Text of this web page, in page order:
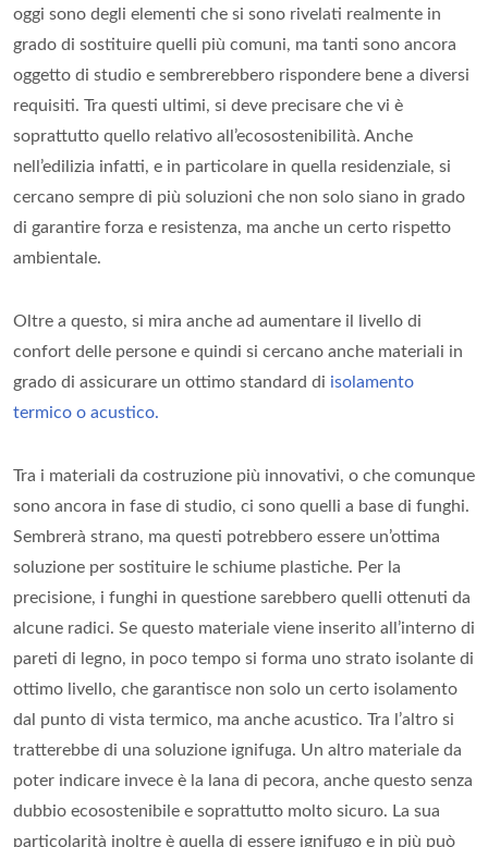
oggi sono degli elementi che si sono rivelati realmente in
grado di sostituire quelli più comuni, ma tanti sono ancora
oggetto di studio e sembrerebbero rispondere bene a diversi
requisiti. Tra questi ultimi, si deve precisare che vi è
soprattutto quello relativo all’ecosostenibilità. Anche
nell’edilizia infatti, e in particolare in quella residenziale, si
cercano sempre di più soluzioni che non solo siano in grado
di garantire forza e resistenza, ma anche un certo rispetto
ambientale.
Oltre a questo, si mira anche ad aumentare il livello di
confort delle persone e quindi si cercano anche materiali in
grado di assicurare un ottimo standard di isolamento
termico o acustico.
Tra i materiali da costruzione più innovativi, o che comunque
sono ancora in fase di studio, ci sono quelli a base di funghi.
Sembrerà strano, ma questi potrebbero essere un’ottima
soluzione per sostituire le schiume plastiche. Per la
precisione, i funghi in questione sarebbero quelli ottenuti da
alcune radici. Se questo materiale viene inserito all’interno di
pareti di legno, in poco tempo si forma uno strato isolante di
ottimo livello, che garantisce non solo un certo isolamento
dal punto di vista termico, ma anche acustico. Tra l’altro si
tratterebbe di una soluzione ignifuga. Un altro materiale da
poter indicare invece è la lana di pecora, anche questo senza
dubbio ecosostenibile e soprattutto molto sicuro. La sua
particolarità inoltre è quella di essere ignifugo e in più può